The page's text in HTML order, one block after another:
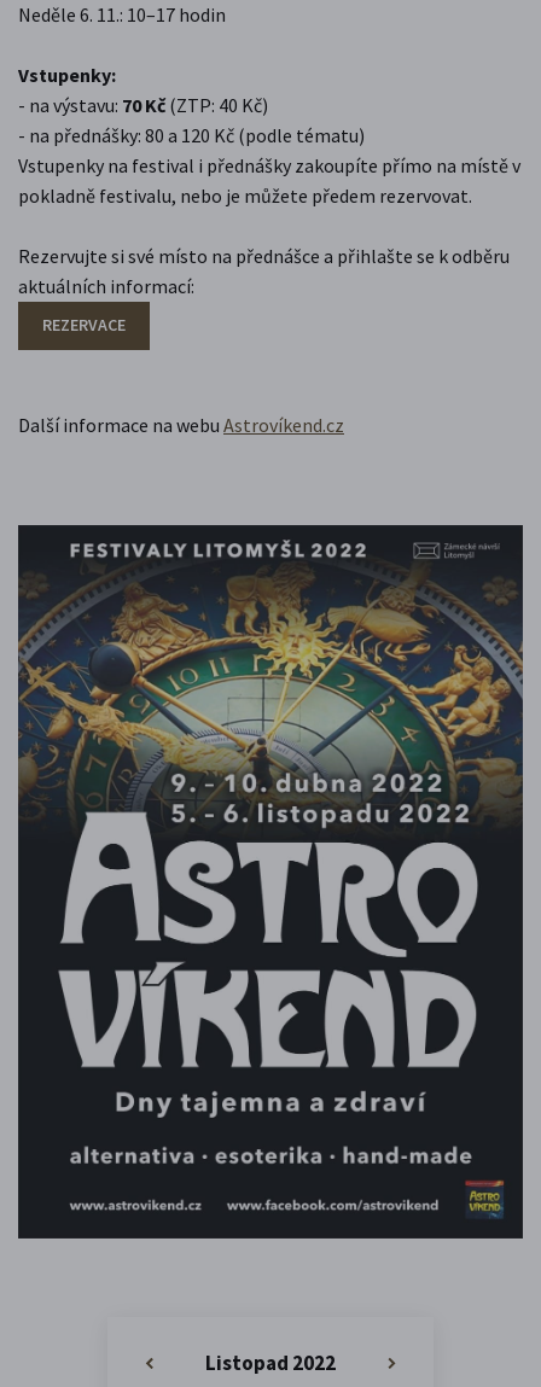
Neděle 6. 11.: 10–17 hodin
Vstupenky:
- na výstavu: 70 Kč (ZTP: 40 Kč)
- na přednášky: 80 a 120 Kč (podle tématu)
Vstupenky na festival i přednášky zakoupíte přímo na místě v
pokladně festivalu, nebo je můžete předem rezervovat.
Rezervujte si své místo na přednášce a přihlašte se k odběru
aktuálních informací:
REZERVACE
Další informace na webu Astrovíkend.cz
Listopad 2022
»